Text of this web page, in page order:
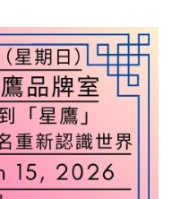
BLOOM
｜
STARRY
EAGLE
BRAND
OFFICE
者
｜
2026
年
3
月